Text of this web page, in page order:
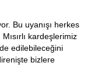
Bu uyanışı herkes
kardeşlerimiz
edilebileceğini
bizlere